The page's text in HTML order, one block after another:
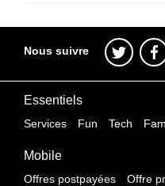
Nous suivre
Essentiels
Services Fun Tech
Mobile
Offres postpayées Offre